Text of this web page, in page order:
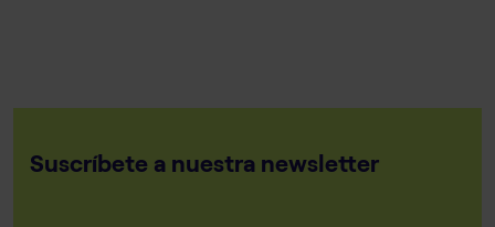
Suscríbete a nuestra newsletter